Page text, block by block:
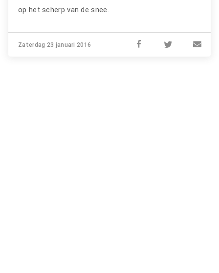
op het scherp van de snee.
Zaterdag 23 januari 2016